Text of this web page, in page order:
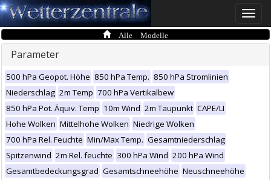
Toggle
Alle Modelle
Parameter
500 hPa Geopot. Höhe 850 hPa Temp. 850 hPa Stromlinien
Niederschlag 2m Temp 700 hPa Vertikalbew
850 hPa Pot. Äquiv. Temp 10m Wind 2m Taupunkt CAPE/LI
Hohe Wolken Mittelhohe Wolken Niedrige Wolken
700 hPa Rel. Feuchte Min/Max Temp. Gesamtniederschlag
Spitzenwind 2m Rel. feuchte 300 hPa Wind 200 hPa Wind
Gesamtbedeckungsgrad Gesamtschneehöhe Neuschneehöhe